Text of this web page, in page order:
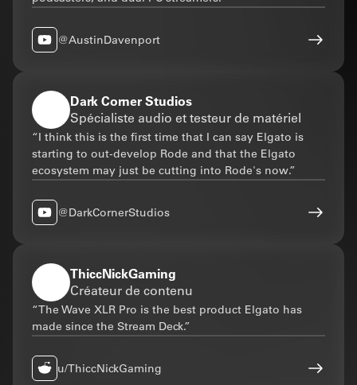
@AustinDavenport
Dark Corner Studios
Spécialiste audio et testeur de matériel
“I think this is the first time that I can say Elgato is
starting to out-develop Rode and that the Elgato
ecosystem may just be cutting into Rode's now.”
@DarkCornerStudios
ThiccNickGaming
Créateur de contenu
“The Wave XLR Pro is the best product Elgato has
made since the Stream Deck.”
u/ThiccNickGaming